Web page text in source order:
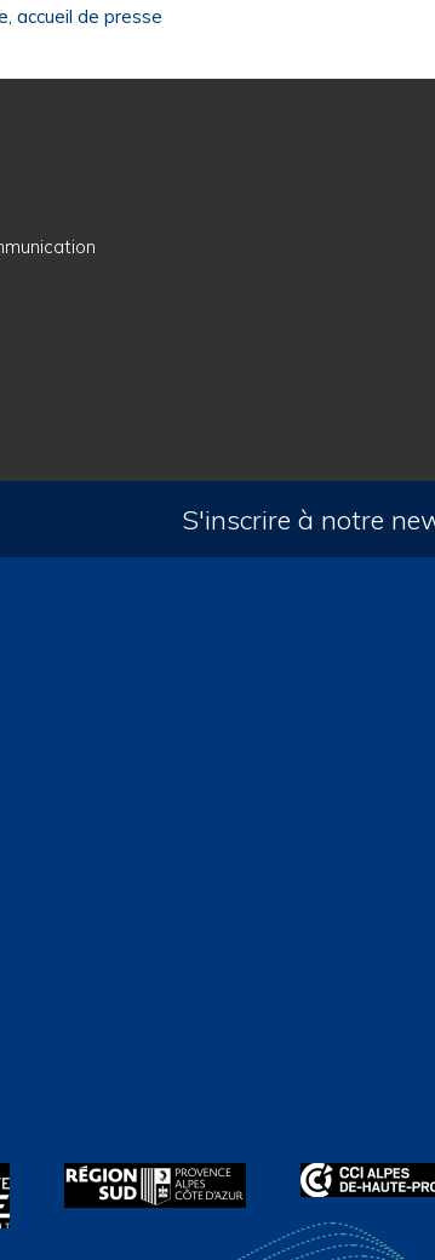
accueil de presse
S'inscrire à notre